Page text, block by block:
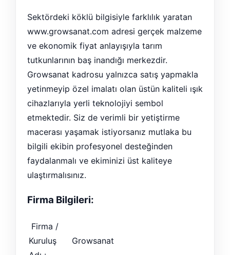
Sektördeki köklü bilgisiyle farklılık yaratan
www.growsanat.com adresi gerçek malzeme
ve ekonomik fiyat anlayışıyla tarım
tutkunlarının baş inandığı merkezdir.
Growsanat kadrosu yalnızca satış yapmakla
yetinmeyip özel imalatı olan üstün kaliteli ışık
cihazlarıyla yerli teknolojiyi sembol
etmektedir. Siz de verimli bir yetiştirme
macerası yaşamak istiyorsanız mutlaka bu
bilgili ekibin profesyonel desteğinden
faydalanmalı ve ekiminizi üst kaliteye
ulaştırmalısınız.
Firma Bilgileri:
Firma /
Kuruluş
Growsanat